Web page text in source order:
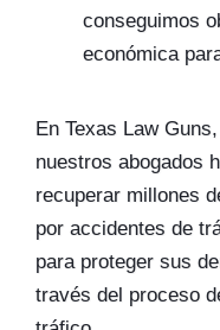
conseguimos
económica
En Texas Law
nuestros abogados
recuperar millones
por accidentes de
para proteger sus
través del proceso